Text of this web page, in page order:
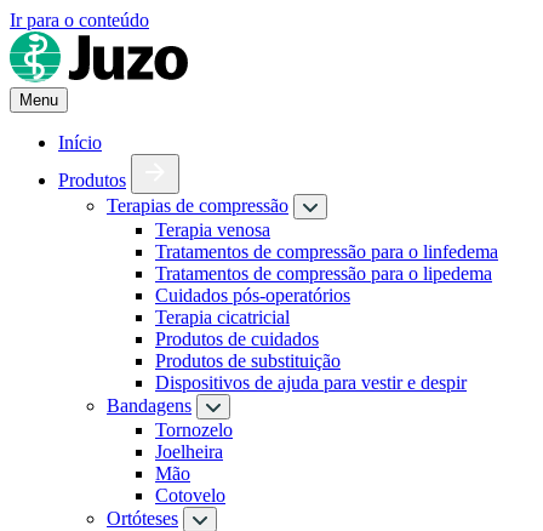
Ir para o conteúdo
Menu
Início
Produtos
Terapias de compressão
Terapia venosa
Tratamentos de compressão para o linfedema
Tratamentos de compressão para o lipedema
Cuidados pós-operatórios
Terapia cicatricial
Produtos de cuidados
Produtos de substituição
Dispositivos de ajuda para vestir e despir
Bandagens
Tornozelo
Joelheira
Mão
Cotovelo
Ortóteses